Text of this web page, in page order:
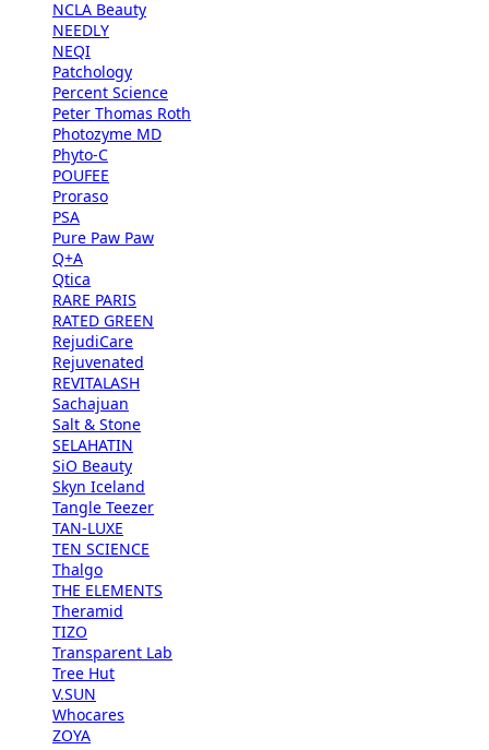
NCLA Beauty
NEEDLY
NEQI
Patchology
Percent Science
Peter Thomas Roth
Photozyme MD
Phyto-C
POUFEE
Proraso
PSA
Pure Paw Paw
Q+A
Qtica
RARE PARIS
RATED GREEN
RejudiCare
Rejuvenated
REVITALASH
Sachajuan
Salt & Stone
SELAHATIN
SiO Beauty
Skyn Iceland
Tangle Teezer
TAN-LUXE
TEN SCIENCE
Thalgo
THE ELEMENTS
Theramid
TIZO
Transparent Lab
Tree Hut
V.SUN
Whocares
ZOYA